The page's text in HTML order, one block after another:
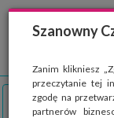
Szanowny
Zanim klikniesz
przeczytanie tej
zgodę na
partnerów
Strona wykorzystuje pliki
Wyrażając zgodę na
przeglądarki. Przejdź do